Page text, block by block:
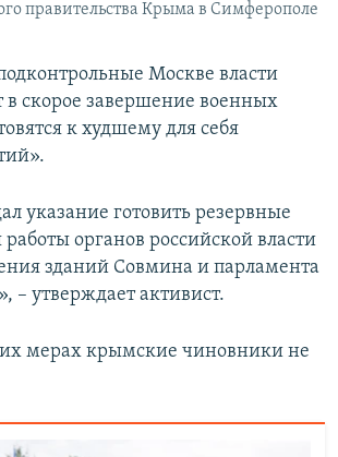
правительства Крыма в Симферополе
Москве власти
скорое завершение военных
к худшему для себя
указание готовить резервные
органов российской власти
зданий Совмина и парламента
– утверждает активист.
мерах крымские чиновники не